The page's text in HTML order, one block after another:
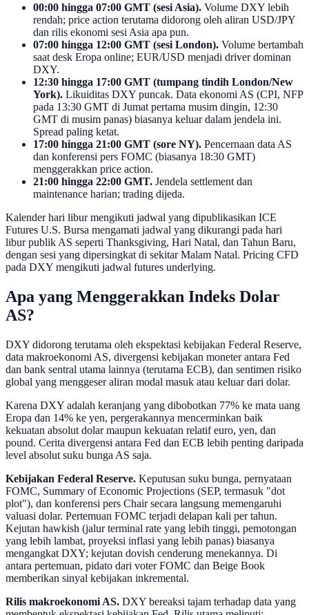
00:00 hingga 07:00 GMT (sesi Asia). Volume DXY lebih
rendah; price action terutama didorong oleh aliran USD/JPY
dan rilis ekonomi sesi Asia apa pun.
07:00 hingga 12:00 GMT (sesi London). Volume bertambah
saat desk Eropa online; EUR/USD menjadi driver dominan
DXY.
12:30 hingga 17:00 GMT (tumpang tindih London/New
York). Likuiditas DXY puncak. Data ekonomi AS (CPI, NFP
pada 13:30 GMT di Jumat pertama musim dingin, 12:30
GMT di musim panas) biasanya keluar dalam jendela ini.
Spread paling ketat.
17:00 hingga 21:00 GMT (sore NY). Pencernaan data AS
dan konferensi pers FOMC (biasanya 18:30 GMT)
menggerakkan price action.
21:00 hingga 22:00 GMT. Jendela settlement dan
maintenance harian; trading dijeda.
Kalender hari libur mengikuti jadwal yang dipublikasikan ICE
Futures U.S. Bursa mengamati jadwal yang dikurangi pada hari
libur publik AS seperti Thanksgiving, Hari Natal, dan Tahun Baru,
dengan sesi yang dipersingkat di sekitar Malam Natal. Pricing CFD
pada DXY mengikuti jadwal futures underlying.
Apa yang Menggerakkan Indeks Dolar
AS?
DXY didorong terutama oleh ekspektasi kebijakan Federal Reserve,
data makroekonomi AS, divergensi kebijakan moneter antara Fed
dan bank sentral utama lainnya (terutama ECB), dan sentimen risiko
global yang menggeser aliran modal masuk atau keluar dari dolar.
Karena DXY adalah keranjang yang dibobotkan 77% ke mata uang
Eropa dan 14% ke yen, pergerakannya mencerminkan baik
kekuatan absolut dolar maupun kekuatan relatif euro, yen, dan
pound. Cerita divergensi antara Fed dan ECB lebih penting daripada
level absolut suku bunga AS saja.
Kebijakan Federal Reserve. Keputusan suku bunga, pernyataan
FOMC, Summary of Economic Projections (SEP, termasuk "dot
plot"), dan konferensi pers Chair secara langsung memengaruhi
valuasi dolar. Pertemuan FOMC terjadi delapan kali per tahun.
Kejutan hawkish (jalur terminal rate yang lebih tinggi, pemotongan
yang lebih lambat, proyeksi inflasi yang lebih panas) biasanya
mengangkat DXY; kejutan dovish cenderung menekannya. Di
antara pertemuan, pidato dari voter FOMC dan Beige Book
memberikan sinyal kebijakan inkremental.
Rilis makroekonomi AS. DXY bereaksi tajam terhadap data yang